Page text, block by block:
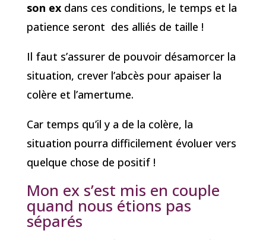
son exdans ces conditions, le temps et la
patience seront des alliés de taille !
Il faut s’assurer de pouvoir désamorcer la
situation, crever l’abcès pour apaiser la
colère et l’amertume.
Car temps qu’il y a de la colère, la
situation pourra difficilement évoluer vers
quelque chose de positif !
Mon ex s’est mis en couple
quand nous étions pas
séparés